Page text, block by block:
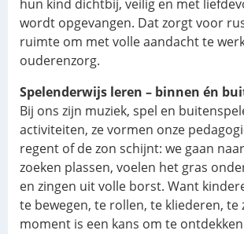
hun kind dichtbij, veilig en met
wordt opgevangen. Dat zorgt voor
ruimte om met volle aandacht te
ouderenzorg.
Spelenderwijs leren – binnen én
Bij ons zijn muziek, spel en
activiteiten, ze vormen onze
regent of de zon schijnt: we gaan
zoeken plassen, voelen het gras
en zingen uit volle borst. Want
te bewegen, te rollen, te kliederen, te
moment is een kans om te